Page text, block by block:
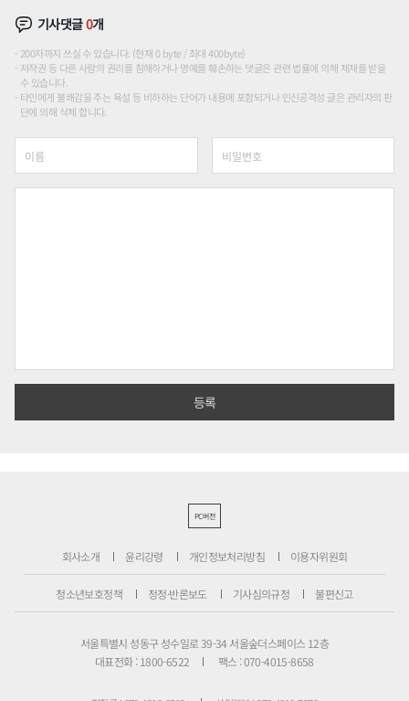
기사댓글0개
200자까지 쓰실 수 있습니다. (현재 0 byte / 최대 400byte)
저작권 등 다른 사람의 권리를 침해하거나 명예를 훼손하는 댓글은 관련 법률에 의해 제재를 받을
수 있습니다.
타인에게 불쾌감을 주는 욕설 등 비하하는 단어가 내용에 포함되거나 인신공격성 글은 관리자의 판
단에 의해 삭제 합니다.
PC버전
회사소개 윤리강령 개인정보처리방침 이용자위원회
청소년보호정책 정정·반론보도 기사심의규정 불편신고
서울특별시 성동구 성수일로 39-34 서울숲더스페이스 12층
대표전화 : 1800-6522
팩스 : 070-4015-8658